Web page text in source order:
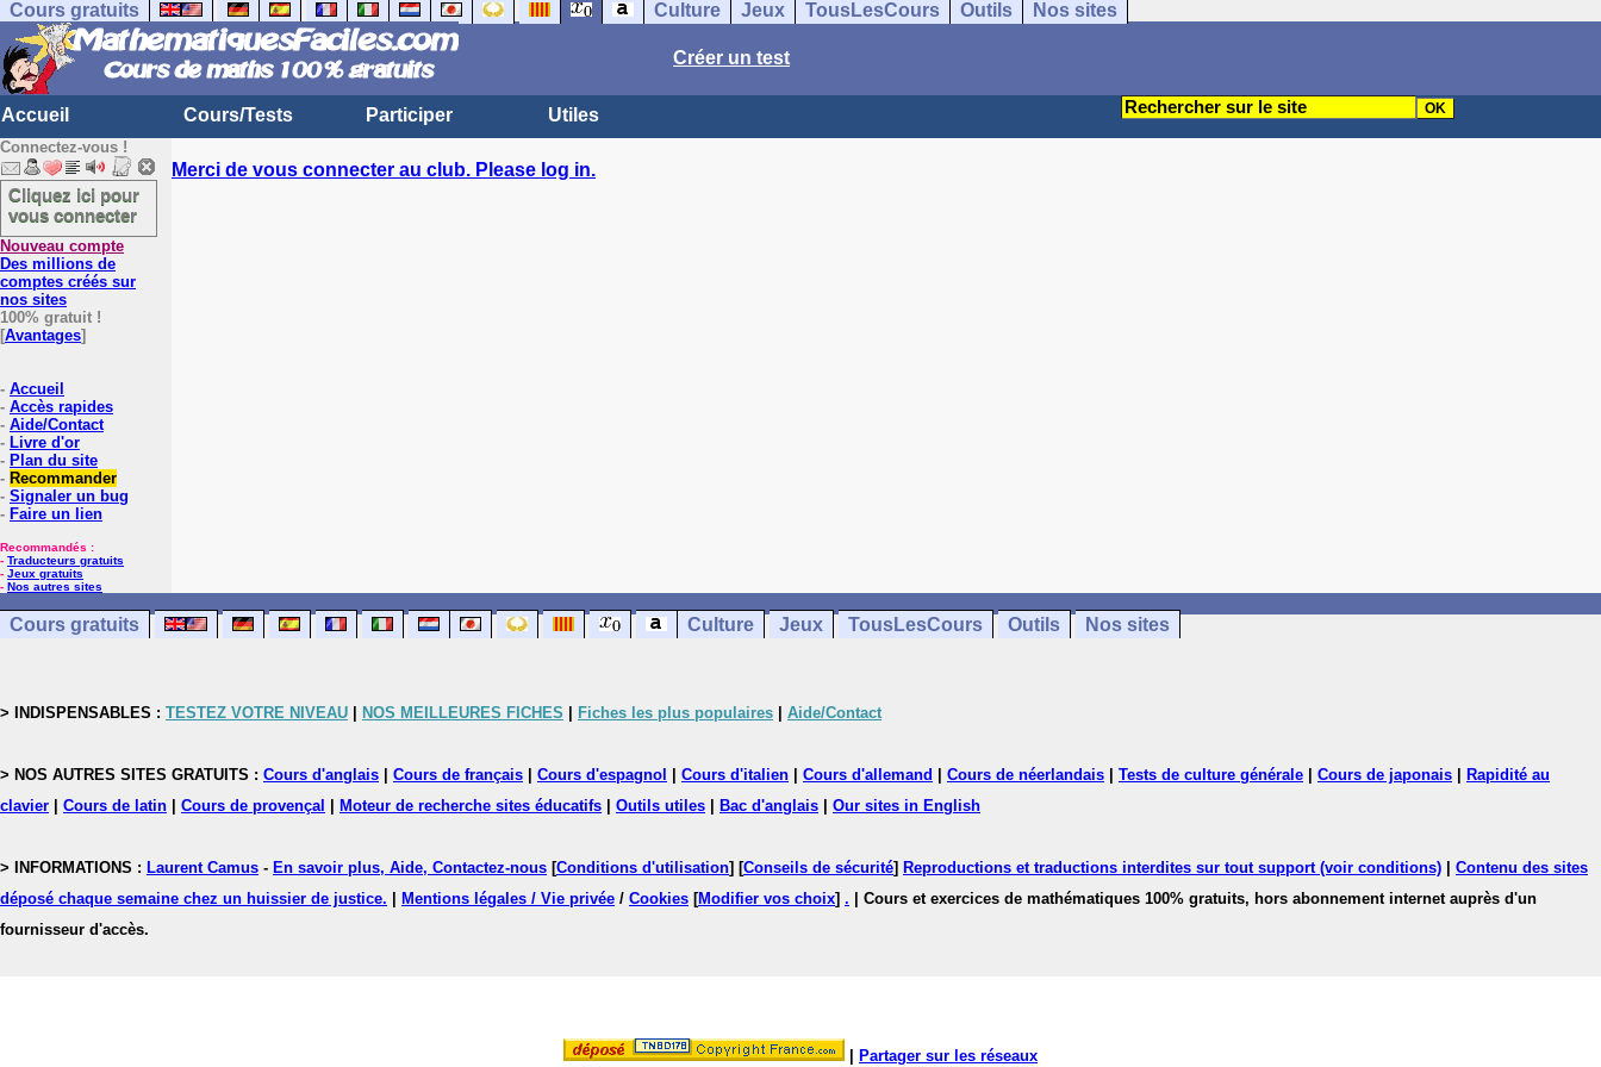
Cours gratuits Culture Jeux TousLesCours Outils Nos sites
Créer un test
Accueil Cours/Tests Participer Utiles
Connectez-vous !
Cliquez ici pour
vous connecter
Nouveau compte
Des millions de
comptes créés sur
nos sites
100% gratuit !
[Avantages]
- Accueil
- Accès rapides
- Aide/Contact
- Livre d'or
- Plan du site
- Recommander
- Signaler un bug
- Faire un lien
Recommandés :
- Traducteurs gratuits
- Jeux gratuits
- Nos autres sites
Merci de vous connecter au club. Please log in.
Cours gratuits Culture Jeux TousLesCours Outils Nos sites
> INDISPENSABLES : TESTEZ VOTRE NIVEAU NOS MEILLEURES FICHES Fiches les plus populaires Aide/Contact
> NOS AUTRES SITES GRATUITS : Cours d'anglais Cours de français Cours d'espagnol Cours d'italien Cours d'allemand Cours de néerlandais Tests de culture générale Cours de japonais
Rapidité au
clavier
Cours de latin Cours de provençal Moteur de recherche sites éducatifs Outils utiles Bac d'anglais Our sites in English
> INFORMATIONS : Laurent Camus - En savoir plus, Aide, Contactez-nous [Conditions d'utilisation] [Conseils de sécurité] Reproductions et traductions interdites sur tout support (voir conditions)
Contenu des sites
déposé chaque semaine chez un huissier de justice.
Mentions légales / Vie privée / Cookies [Modifier vos choix] .
| Cours et exercices de mathématiques 100% gratuits, hors abonnement internet auprès d'un
fournisseur d'accès.
Partager sur les réseaux